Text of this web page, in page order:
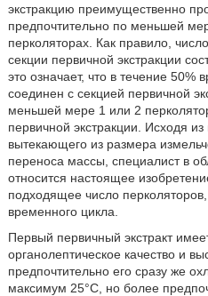
экстракцию преимущественно
предпочтительно по меньшей
перколяторах. Как правило,
секции первичной экстракции
это означает, что в течение 50%
соединен с секцией первичной
меньшей мере 1 или 2
первичной экстракции. Исходя
вытекающего из размера
переноса массы, специалист в
относится настоящее
подходящее число
временного цикла.
Первый первичный экстракт
органолептическое качество и
предпочтительно его сразу же
максимум 25°C, но более